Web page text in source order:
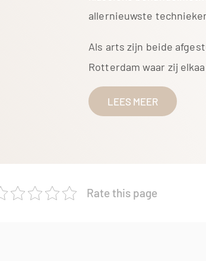
allernieuwste
Als arts zijn beide
Rotterdam waar zij
LEES MEER
Rate this page